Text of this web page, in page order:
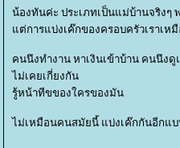
น้องทันค่ะ ประเภทเป็นแม่บ้านจริงๆ
ต่การแบ่งเค๊กของครอบครัวเราเห
คนนึงทำงาน หาเงินเข้าบ้าน คนนึง
ไม่เคยเกี่ยงกัน
รู้หน้าทีขของใครของมัน
ไม่เหมือนคนสมัยนี้ แบ่งเค๊กกันอีกแบ